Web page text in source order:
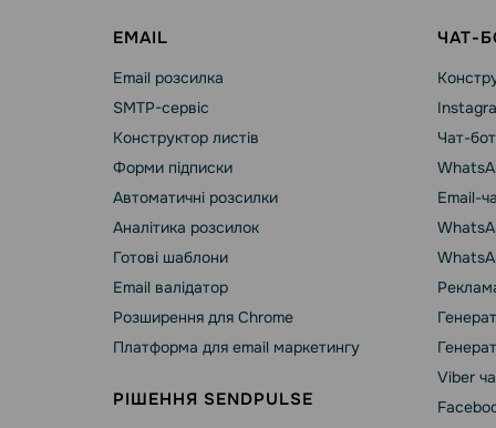
EMAIL
Email розсилка
SMTP-сервіс
Конструктор листів
Форми підписки
Автоматичні розсилки
Аналітика розсилок
Готові шаблони
Email валідатор
Розширення для Chrome
Платформа для email маркетингу
РІШЕННЯ SENDPULSE
ЧАТ-
Чат-
Email-
Viber